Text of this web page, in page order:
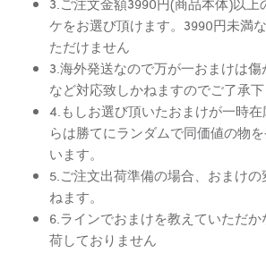
ケをお選び頂けます。3990円未満
ただけません
3.海外発送なので万が一おまけは
など対応致しかねますのでご了承下
4.もしお選び頂いたおまけが一時
らは勝てにランダムで同価値の物
います。
5.ご注文出荷準備の場合、おまけ
ねます。
6.ラインでおまけを教えていただ
荷しておりません